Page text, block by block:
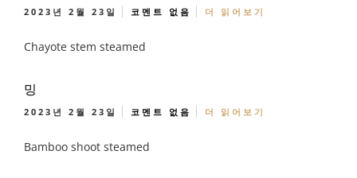
2023년 2월 23일 코멘트 없음 더 읽어보기
Chayote stem steamed
밍
2023년 2월 23일 코멘트 없음 더 읽어보기
Bamboo shoot steamed